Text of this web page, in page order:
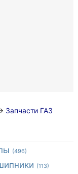
Запчасти ГАЗ
(496)
(113)